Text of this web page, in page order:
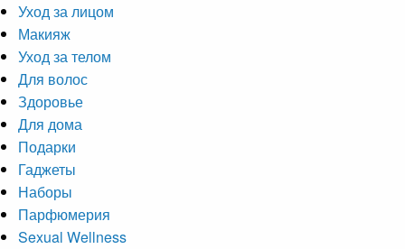
Уход за лицом
Макияж
Уход за телом
Для волос
Здоровье
Для дома
Подарки
Гаджеты
Наборы
Парфюмерия
Sexual Wellness